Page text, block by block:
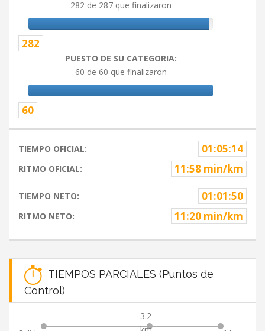
282 de 287 que finalizaron
282
PUESTO DE SU CATEGORIA:
60 de 60 que finalizaron
60
TIEMPO OFICIAL: 01:05:14
RITMO OFICIAL: 11:58 min/km
TIEMPO NETO: 01:01:50
RITMO NETO: 11:20 min/km
TIEMPOS PARCIALES (Puntos de
Control)
3.2